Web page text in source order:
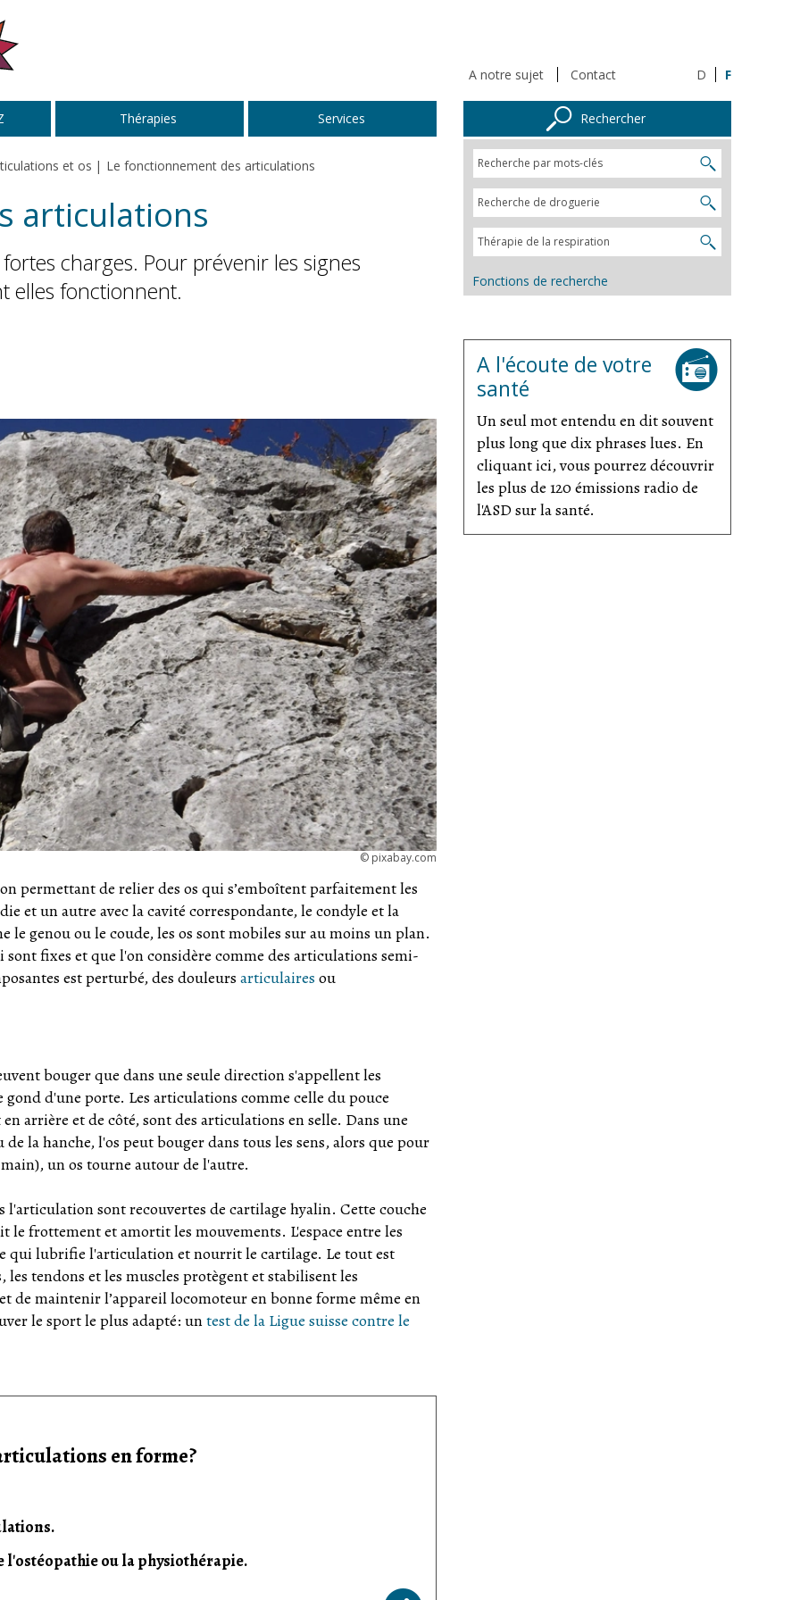
A notre sujet Contact D F
Thérapies Services
et os Le fonctionnement des articulations
articulations
charges. Pour prévenir les signes
elles fonctionnent.
© pixabay.com
permettant de relier des os qui s’emboîtent parfaitement les
et un autre avec la cavité correspondante, le condyle et la
le genou ou le coude, les os sont mobiles sur au moins un plan.
fixes et que l'on considère comme des articulations semi-
est perturbé, des douleurs articulaires ou
bouger que dans une seule direction s'appellent les
d'une porte. Les articulations comme celle du pouce
arrière et de côté, sont des articulations en selle. Dans une
la hanche, l'os peut bouger dans tous les sens, alors que pour
un os tourne autour de l'autre.
l'articulation sont recouvertes de cartilage hyalin. Cette couche
frottement et amortit les mouvements. L'espace entre les
qui lubrifie l'articulation et nourrit le cartilage. Le tout est
tendons et les muscles protègent et stabilisent les
de maintenir l’appareil locomoteur en bonne forme même en
le sport le plus adapté: untest de la Ligue suisse contre le
en forme?
l'ostéopathie ou la physiothérapie.
Rechercher
Fonctions de recherche
A l'écoute de votre
santé
Un seul mot entendu en dit souvent
plus long que dix phrases lues. En
cliquant ici, vous pourrez découvrir
les plus de 120 émissions radio de
l'ASD sur la santé.